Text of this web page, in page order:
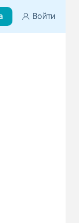
Войти
сочетается